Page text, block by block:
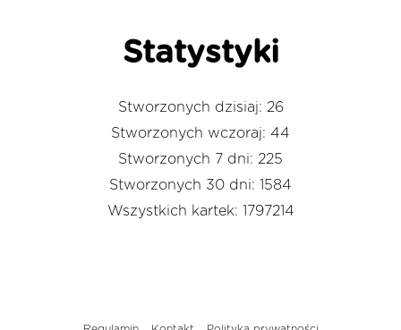
Statystyki
Stworzonych dzisiaj: 26
Stworzonych wczoraj: 44
Stworzonych 7 dni: 225
Stworzonych 30 dni: 1584
Wszystkich kartek: 1797214